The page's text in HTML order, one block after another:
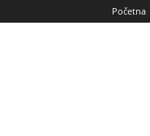
Početna